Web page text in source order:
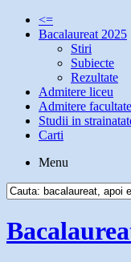
<=
Bacalaureat 2025
Stiri
Subiecte
Rezultate
Admitere liceu
Admitere facultate
Studii in
Carti
Menu